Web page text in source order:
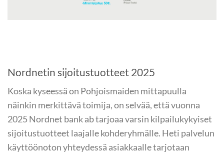
Nordnetin sijoitustuotteet 2025
Koska kyseessä on Pohjoismaiden mittapuulla
näinkin merkittävä toimija, on selvää, että vuonna
2025 Nordnet bank ab tarjoaa varsin kilpailukykyiset
sijoitustuotteet laajalle kohderyhmälle. Heti palvelun
käyttöönoton yhteydessä asiakkaalle tarjotaan